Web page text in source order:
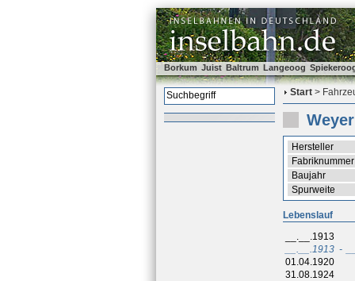
Borkum Juist Baltrum Langeoog
Start >
Hersteller
Fabriknummer
Baujahr
Spurweite
Lebenslauf
__.__.1913
__.__.1913 -
01.04.1920
31.08.1924